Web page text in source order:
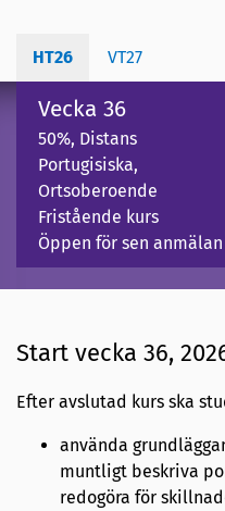
HT26 VT27
Vecka 36
50%, Distans
Portugisiska,
Ortsoberoende
Fristående kurs
Öppen för sen anmälan
Start vecka 36,
Efter avslutad kurs ska
använda
muntligt beskriva
redogöra för